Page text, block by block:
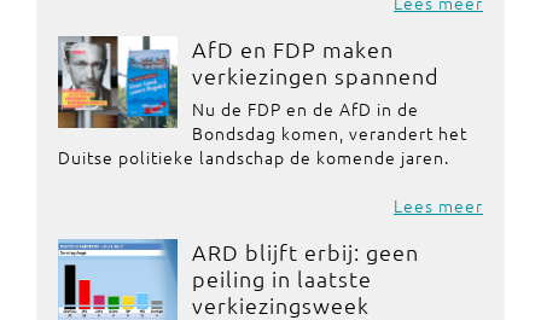
AfD en FDP maken
verkiezingen spannend
Nu de FDP en de AfD in de
Bondsdag komen, verandert het
Duitse politieke landschap de komende jaren.
Lees meer
ARD blijft erbij: geen
peiling in laatste
verkiezingsweek